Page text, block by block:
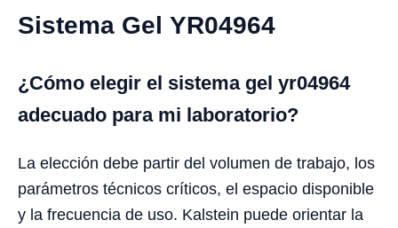
Sistema Gel YR04964
¿Cómo elegir el sistema gel yr04964
adecuado para mi laboratorio?
La elección debe partir del volumen de trabajo, los
parámetros técnicos críticos, el espacio disponible
y la frecuencia de uso. Kalstein puede orientar la